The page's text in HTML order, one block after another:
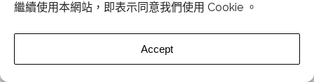
繼續使用本網站，即表示同意我們使用 Cookie 。
Accept
Chinese (Traditional)